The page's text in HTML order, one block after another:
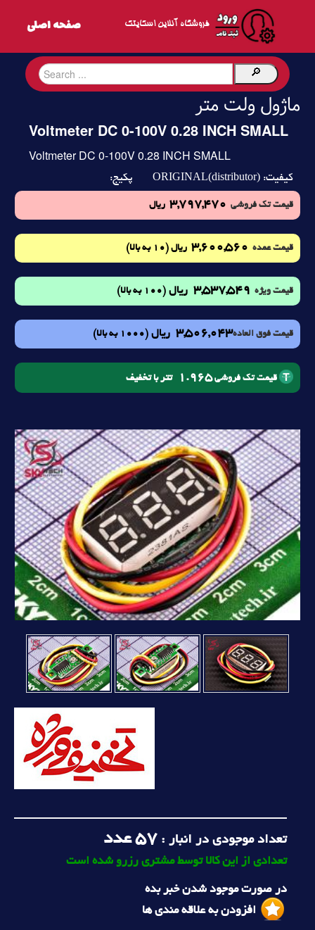
فروشگاه آنلاین اسکایتک
ماژول ولت متر
Voltmeter DC 0-100V 0.28 INCH SMALL
Voltmeter DC 0-100V 0.28 INCH SMALL
کیفیت: ORIGINAL(distributor) پکیج:
قیمت تک فروشی 3,797,470 ریال
قیمت عمده 3,600,560 ریال (10 به بالا)
قیمت ویژه 3,537,549 ریال (100 به بالا)
قیمت فوق العاده3,506,043 ریال (1000 به بالا)
قیمت تک فروشی1.965 تتر با تخفیف
تعداد موجودی در انبار : 57 عدد
تعدادی از این کالا توسط مشتری رزرو شده است
در صورت موجود شدن خبر بده
افزودن به علاقه مندی ها